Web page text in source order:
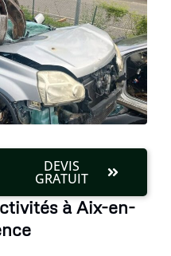
DEVIS
GRATUIT
à Aix-en-